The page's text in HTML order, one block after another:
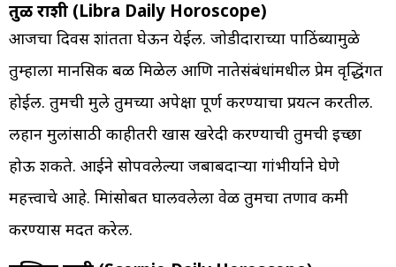
तुळ राशी (Libra Daily Horoscope)
आजचा दिवस शांतता घेऊन येईल. जोडीदाराच्या पाठिंब्यामुळे
तुम्हाला मानसिक बळ मिळेल आणि नातेसंबंधांमधील प्रेम वृद्धिंगत
होईल. तुमची मुले तुमच्या अपेक्षा पूर्ण करण्याचा प्रयत्न करतील.
लहान मुलांसाठी काहीतरी खास खरेदी करण्याची तुमची इच्छा
होऊ शकते. आईने सोपवलेल्या जबाबदाऱ्या गांभीर्याने घेणे
महत्त्वाचे आहे. मित्रांसोबत घालवलेला वेळ तुमचा तणाव कमी
करण्यास मदत करेल.